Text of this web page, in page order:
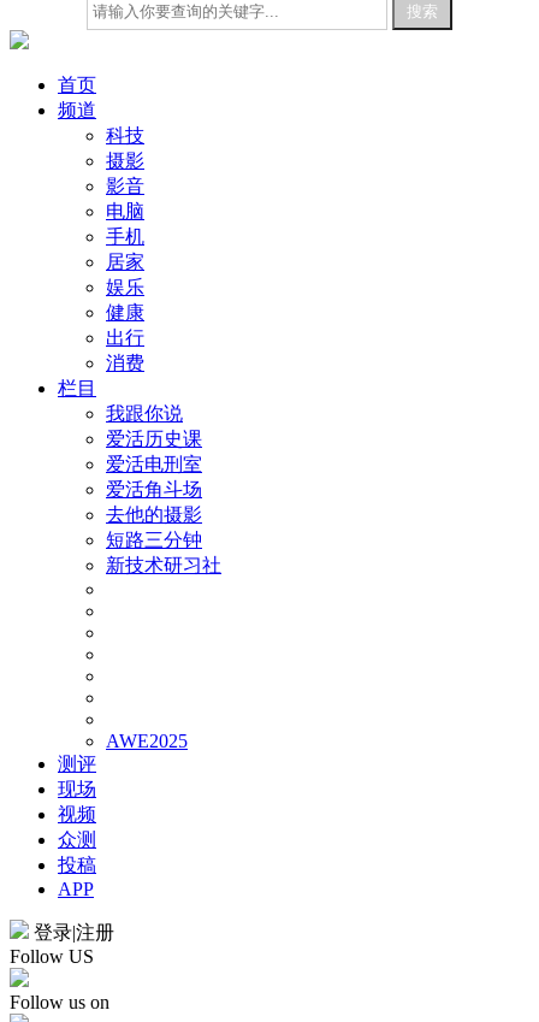
首页
频道
科技
摄影
影音
电脑
手机
居家
娱乐
健康
出行
消费
栏目
我跟你说
爱活历史课
爱活电刑室
爱活角斗场
去他的摄影
短路三分钟
新技术研习社
AWE2025
测评
现场
视频
众测
投稿
APP
登录|注册
Follow US
Follow us on